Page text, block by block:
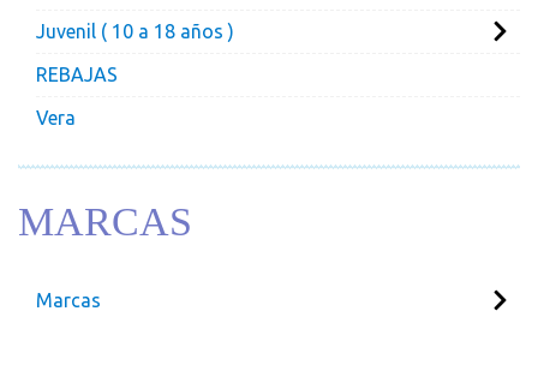
Juvenil ( 10 a 18 años )
REBAJAS
Vera
MARCAS
Marcas